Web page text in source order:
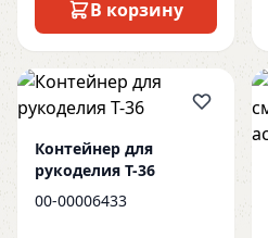
В корзину
Контейнер для
рукоделия Т-36
00-00006433